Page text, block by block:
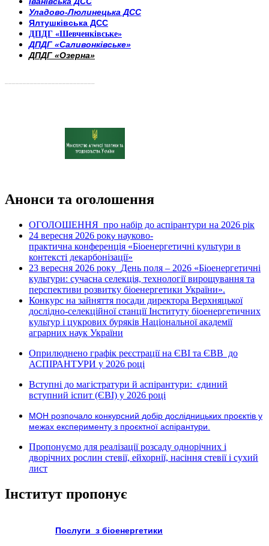
Уладово-Люлинецька ДСС
Ялтушківська ДСС
ДПДГ «Шевченківське»
ДПДГ «Саливонківське»
ДПДГ «Озерна»
Анонси та оголошення
ОГОЛОШЕННЯ про набір до аспірантури на 2026 рік
24 вересня 2026 року науково-
практична конференція «Біоенергетичні культури в
контексті декарбонізації»
23 вересня 2026 року День поля – 2026 «Біоенергетичні
культури: сучасна селекція, технології вирощування та
перспективи розвитку біоенергетики України».
Конкурс на зайняття посади директора Верхняцької
дослідно-селекційної станції Інституту біоенергетичних
культур і цукрових буряків Національної академії
аграрних наук України
Оприлюднено графік реєстрації на ЄВІ та ЄВВ до
АСПІРАНТУРИ у 2026 році
Вступні до магістратури й аспірантури: єдиний
вступний іспит (ЄВІ) у 2026 році
МОН розпочало конкурсний добір дослідницьких проєктів у
межах експерименту з проєктної аспірантури.
Пропонуємо для реалізації розсаду однорічних і
дворічних рослин стевії, ейхорнії, насіння стевії і сухий
лист
Інститут пропонує
Послуги з біоенергетики